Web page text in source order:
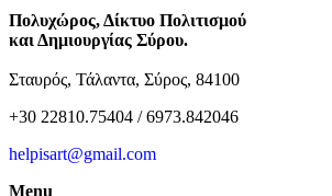
Πολυχώρος, Δίκτυο Πολιτισμού
και Δημιουργίας Σύρου.
Σταυρός, Τάλαντα, Σύρος, 84100
+30 22810.75404 / 6973.842046
helpisart@gmail.com
Menu